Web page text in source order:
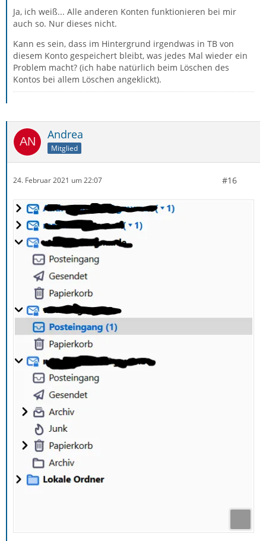
Ja, ich weiß... Alle anderen Konten funktionieren bei mir
auch so. Nur dieses nicht.
Kann es sein, dass im Hintergrund irgendwas in TB von
diesem Konto gespeichert bleibt, was jedes Mal wieder ein
Problem macht? (ich habe natürlich beim Löschen des
Kontos bei allem Löschen angeklickt).
Andrea
Mitglied
24. Februar 2021 um 22:07 #16